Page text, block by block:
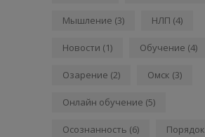
Мышление (3) НЛП (4)
Новости (1) Обучение (4)
Озарение (2) Омск (3)
Онлайн обучение (5)
Осознанность (6) Порядок